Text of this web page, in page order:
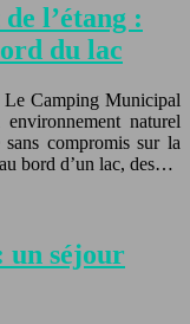
l’étang :
du lac
Le Camping Municipal
naturel
compromis sur la
bord d’un lac, des…
un séjour